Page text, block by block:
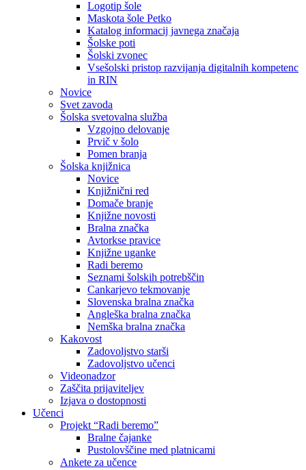
Logotip šole
Maskota šole Petko
Katalog informacij javnega značaja
Šolske poti
Šolski zvonec
Vsešolski pristop razvijanja digitalnih kompetenc
in RIN
Novice
Svet zavoda
Šolska svetovalna služba
Vzgojno delovanje
Prvič v šolo
Pomen branja
Šolska knjižnica
Novice
Knjižnični red
Domače branje
Knjižne novosti
Bralna značka
Avtorkse pravice
Knjižne uganke
Radi beremo
Seznami šolskih potrebščin
Cankarjevo tekmovanje
Slovenska bralna značka
Angleška bralna značka
Nemška bralna značka
Kakovost
Zadovoljstvo starši
Zadovoljstvo učenci
Videonadzor
Zaščita prijaviteljev
Izjava o dostopnosti
Učenci
Projekt “Radi beremo”
Bralne čajanke
Pustolovščine med platnicami
Ankete za učence